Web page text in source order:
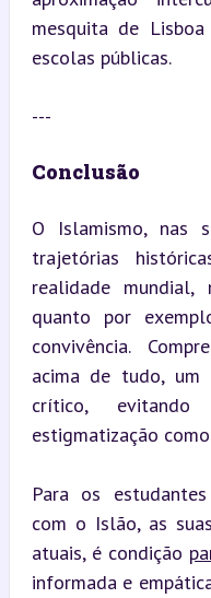
mesquita de
escolas públicas.
---
Conclusão
O Islamismo, nas
trajetórias
realidade
quanto por
convivência.
acima de tudo,
crítico,
estigmatização
Para os
com o Islão, as
atuais, é condição
informada e